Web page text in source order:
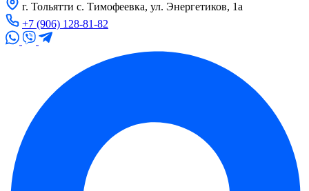
г. Тольятти с. Тимофеевка, ул. Энергетиков, 1а
+7 (906) 128-81-82